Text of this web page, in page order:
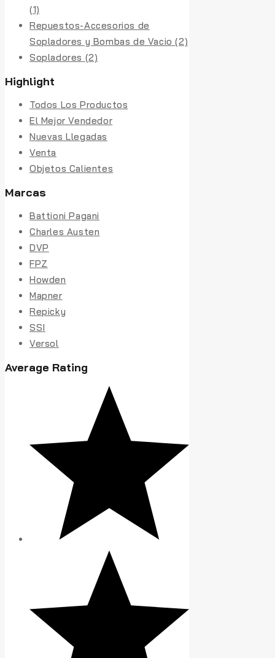
(1)
Repuestos-Accesorios de
Sopladores y Bombas de Vacio(2)
Sopladores (2)
Highlight
Todos Los Productos
El Mejor Vendedor
Nuevas Llegadas
Venta
Objetos Calientes
Marcas
Battioni Pagani
Charles Austen
DVP
FPZ
Howden
Mapner
Repicky
SSI
Versol
Average Rating